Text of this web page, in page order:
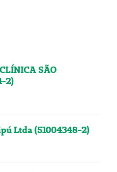
SÃO
2)
Ltda (51004348-2)